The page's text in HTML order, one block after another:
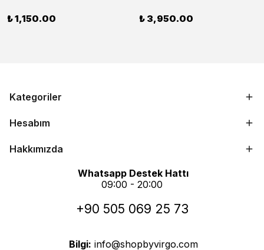
₺ 1,150.00 ₺ 3,950.00
Kategoriler
Hesabım
Hakkımızda
Whatsapp Destek Hattı
09:00 - 20:00
+90 505 069 25 73
Bilgi: info@shopbyvirgo.com